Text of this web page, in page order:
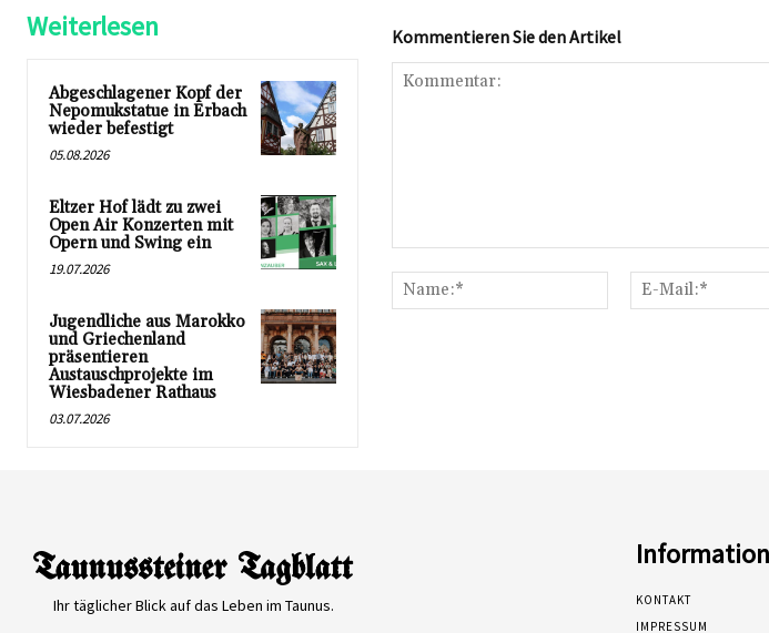
Weiterlesen
Abgeschlagener Kopf der
Nepomukstatue in Erbach
wieder befestigt
05.08.2026
Eltzer Hof lädt zu zwei
Open Air Konzerten mit
Opern und Swing ein
19.07.2026
Jugendliche aus Marokko
und Griechenland
präsentieren
Austauschprojekte im
Wiesbadener Rathaus
03.07.2026
Kommentieren Sie den Artikel
Name:*
Ihr täglicher Blick auf das Leben im Taunus.
Information
KONTAKT
IMPRESSUM